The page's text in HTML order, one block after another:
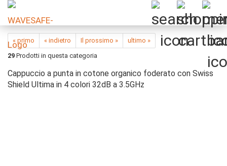
« primo « indietro Il prossimo »
ultimo »
29 Prodotti in questa categoria
Cappuccio a punta in cotone organico foderato con Swiss
Shield Ultima in 4 colori 32dB a 3.5GHz